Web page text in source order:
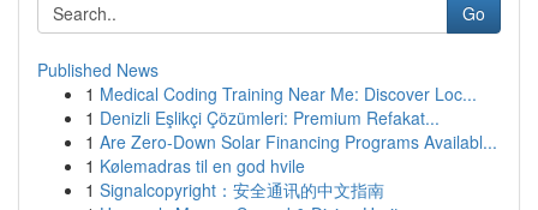
Go
Published News
1 Medical Coding Training Near Me: Discover Loc...
1 Denizli Eşlikçi Çözümleri: Premium Refakat...
1 Are Zero-Down Solar Financing Programs Availabl...
1 Kølemadras til en god hvile
1 Signalcopyright：安全通讯的中文指南